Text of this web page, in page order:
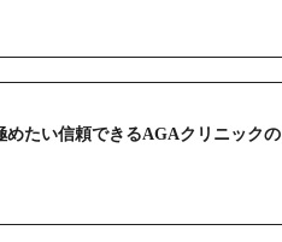
めたい信頼できるAGAクリニックの